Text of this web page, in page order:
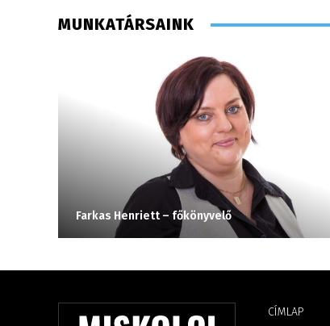
MUNKATÁRSAINK
Farkas Henriett – főkönyvelő
CÍMLAP